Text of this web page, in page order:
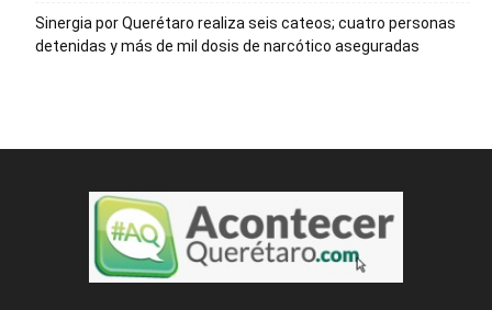
Sinergia por Querétaro realiza seis cateos; cuatro personas
detenidas y más de mil dosis de narcótico aseguradas